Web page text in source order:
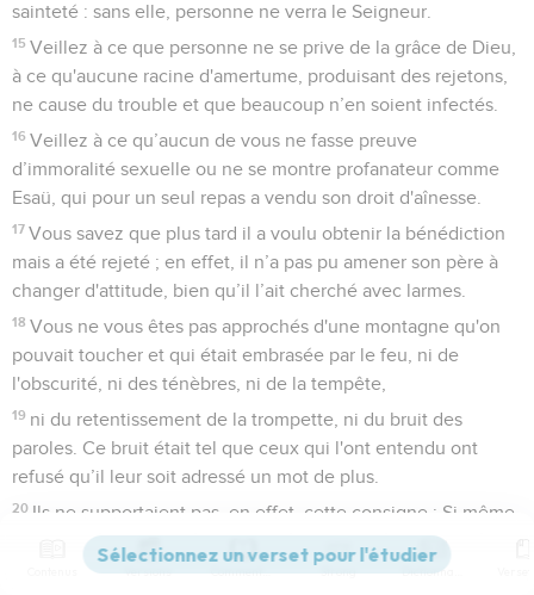
sainteté : sans elle, personne ne verra le Seigneur.
15 Veillez à ce que personne ne se prive de la grâce de Dieu,
à ce qu'aucune racine d'amertume, produisant des rejetons,
ne cause du trouble et que beaucoup n’en soient infectés.
16 Veillez à ce qu’aucun de vous ne fasse preuve
d’immoralité sexuelle ou ne se montre profanateur comme
Esaü, qui pour un seul repas a vendu son droit d'aînesse.
17 Vous savez que plus tard il a voulu obtenir la bénédiction
mais a été rejeté ; en effet, il n’a pas pu amener son père à
changer d'attitude, bien qu’il l’ait cherché avec larmes.
18 Vous ne vous êtes pas approchés d'une montagne qu'on
pouvait toucher et qui était embrasée par le feu, ni de
l'obscurité, ni des ténèbres, ni de la tempête,
19 ni du retentissement de la trompette, ni du bruit des
paroles. Ce bruit était tel que ceux qui l'ont entendu ont
refusé qu’il leur soit adressé un mot de plus.
20 Ils ne supportaient pas, en effet, cette consigne : Si même
une bête touche la montagne, elle sera lapidée.
Le spectacle était si terrifiant que Moïse a dit : Je suis
Versions Commentaires Strong